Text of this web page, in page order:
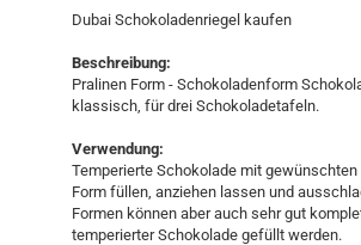
Dubai Schokoladenriegel kaufen
Beschreibung:
Pralinen Form - Schokoladenform
klassisch, für drei Schokoladetafeln.
Verwendung:
Temperierte Schokolade mit
Form füllen, anziehen lassen und
Formen können aber auch sehr gut
temperierter Schokolade gefüllt werden.